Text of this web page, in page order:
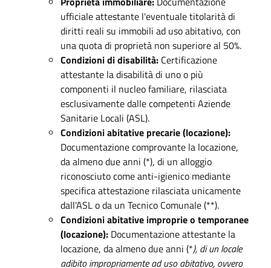
ufficiale attestante l'eventuale titolarità di
diritti reali su immobili ad uso abitativo, con
una quota di proprietà non superiore al 50%.
Condizioni di disabilità: Certificazione
attestante la disabilità di uno o più
componenti il nucleo familiare, rilasciata
esclusivamente dalle competenti Aziende
Sanitarie Locali (ASL).
Condizioni abitative precarie (locazione):
Documentazione comprovante la locazione,
da almeno due anni (*), di un alloggio
riconosciuto come anti-igienico mediante
specifica attestazione rilasciata unicamente
dall'ASL o da un Tecnico Comunale (**).
Condizioni abitative improprie o temporanee
(locazione): Documentazione attestante la
locazione, da almeno due anni (*), di un locale
adibito impropriamente ad uso abitativo, ovvero